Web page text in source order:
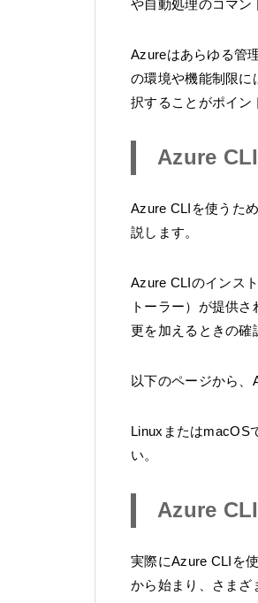
や自動処理のコマン
Azureはあらゆる管
の環境や機能制限に
択することがポイン
Azure
Azure CLIを使うた
説します。
Azure CLIのインス
トーラー）が提供
更を加えるときの確
以下のページから、
LinuxまたはmacOS
い。
Azure
実際にAzure CLIを
から始まり、さまざ